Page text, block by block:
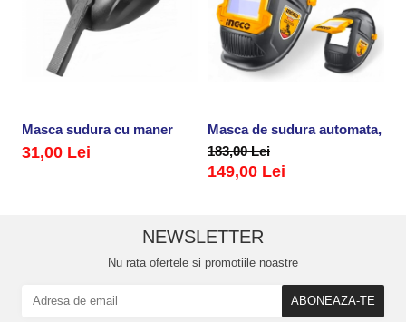
Masca sudura cu maner
31,00 Lei
Masca de sudura automata,
183,00 Lei
149,00 Lei
NEWSLETTER
Nu rata ofertele si promotiile noastre